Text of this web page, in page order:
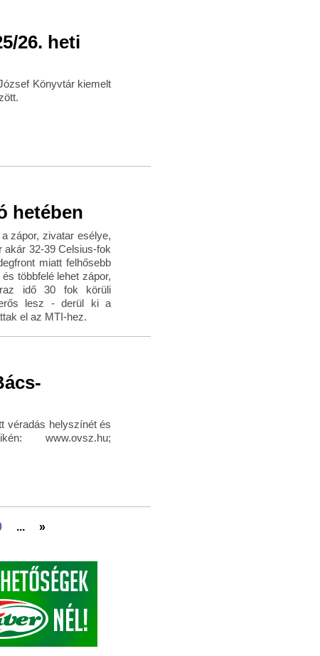
26. heti
Könyvtár kiemelt
hetében
zápor, zivatar esélye,
akár 32-39 Celsius-fok
miatt felhősebb
többfelé lehet zápor,
idő 30 fok körüli
lesz - derül ki a
el az MTI-hez.
véradás helyszínét és
www.ovsz.hu;
... »